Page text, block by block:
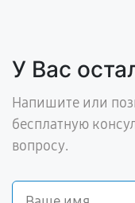
У Вас
Напишите или
бесплатную
вопросу.